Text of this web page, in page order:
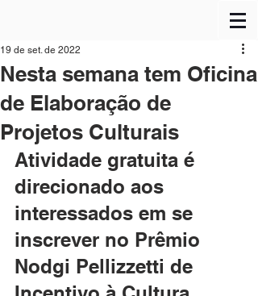
Nesta semana tem Oficina
de Elaboração de
Projetos Culturais
19 de set. de 2022
Atividade gratuita é
direcionado aos
interessados em se
inscrever no Prêmio
Nodgi Pellizzetti de